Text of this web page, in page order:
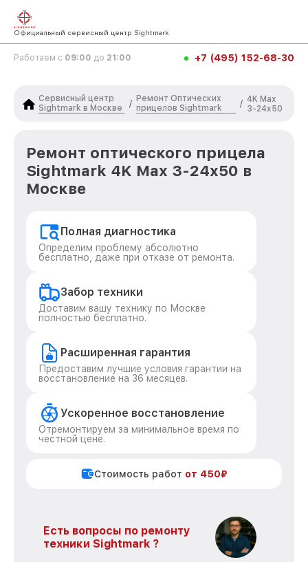
Официальный сервисный центр Sightmark
Работаем с 09:00 до 21:00 +7 (495) 152-68-30
Сервисный центр
Sightmark в Москве
/
Ремонт Оптических
прицелов Sightmark
/ 4K Max
3-24x50
Ремонт оптического прицела
Sightmark 4K Max 3-24x50 в
Москве
Полная диагностика
Определим проблему абсолютно
бесплатно, даже при отказе от ремонта.
Забор техники
Доставим вашу технику по Москве
полностью бесплатно.
Расширенная гарантия
Предоставим лучшие условия гарантии на
восстановление на 36 месяцев.
Ускоренное восстановление
Отремонтируем за минимальное время по
честной цене.
Стоимость работ от 450₽
Есть вопросы по ремонту
техники Sightmark ?